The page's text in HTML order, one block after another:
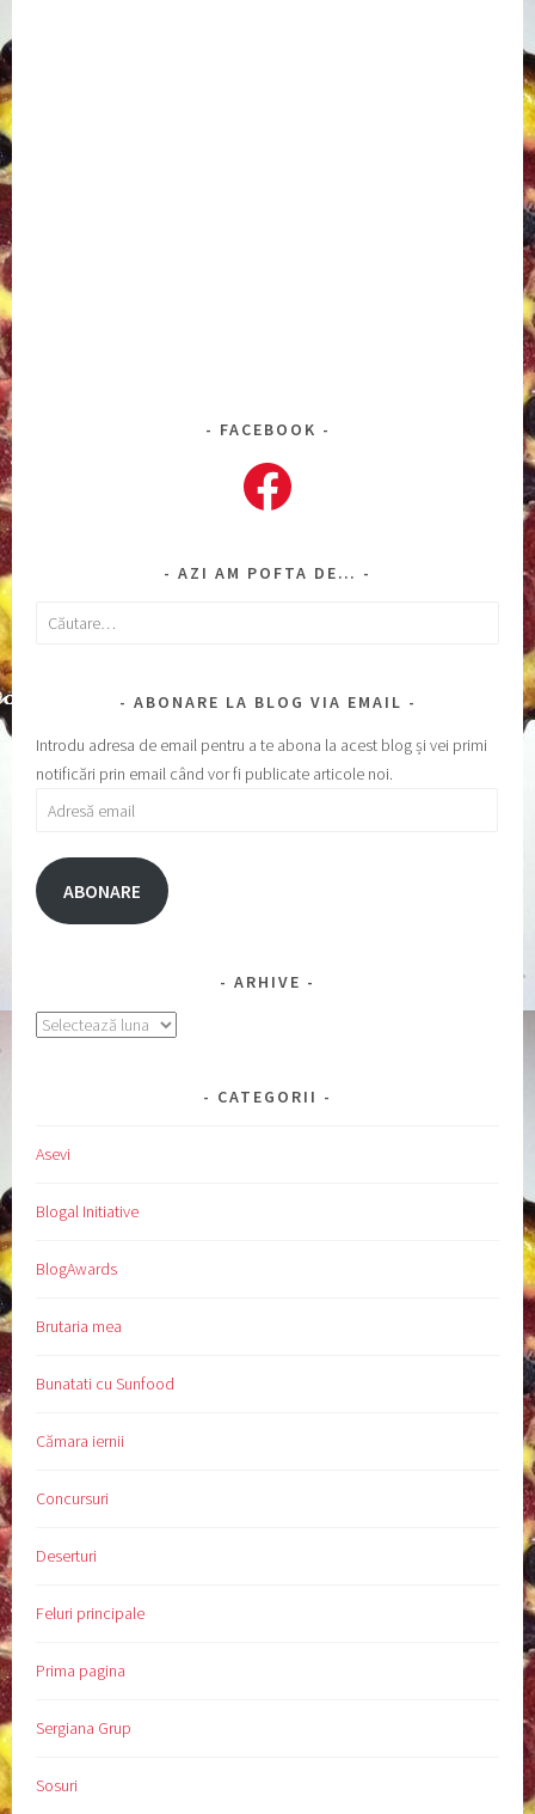
FACEBOOK
Facebook
AZI AM POFTA DE…
Caută
ABONARE LA BLOG VIA EMAIL
Introdu adresa de email pentru a te abona la acest blog și vei primi
notificări prin email când vor fi publicate articole noi.
Adresă
ABONARE
ARHIVE
Arhive
CATEGORII
Asevi
Blogal Initiative
BlogAwards
Brutaria mea
Bunatati cu Sunfood
Cămara iernii
Concursuri
Deserturi
Feluri principale
Prima pagina
Sergiana Grup
Sosuri